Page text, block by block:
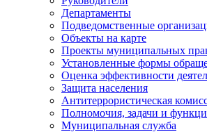
Департаменты
Подведомственные
Объекты на карте
Проекты муниципальных
Установленные формы
Оценка эффективности
Защита населения
Антитеррористическая
Полномочия, задачи и
Муниципальная служба